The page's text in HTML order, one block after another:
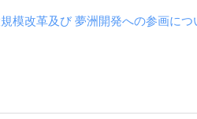
模改革及び 夢洲開発への参画につ